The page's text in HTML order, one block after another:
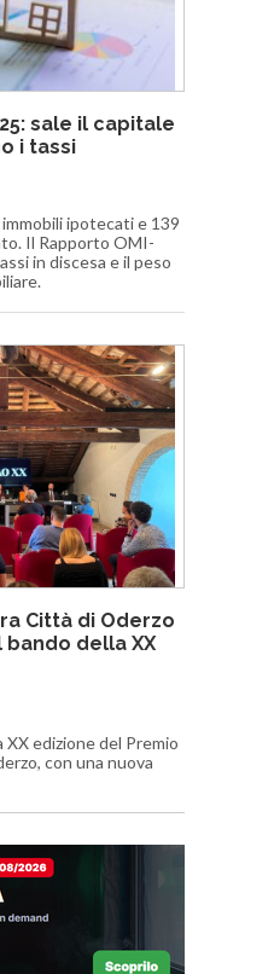
sale il capitale
i tassi
ipotecati e 139
Il Rapporto OMI-
in discesa e il peso
Città di Oderzo
della XX
edizione del Premio
con una nuova